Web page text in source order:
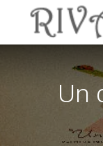
Ir al contenido
Un